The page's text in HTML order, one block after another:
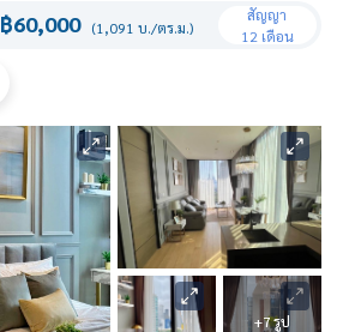
฿60,000 (1,091 บ./ตร.ม.)
สัญญา
12 เดือน
+7 รูป